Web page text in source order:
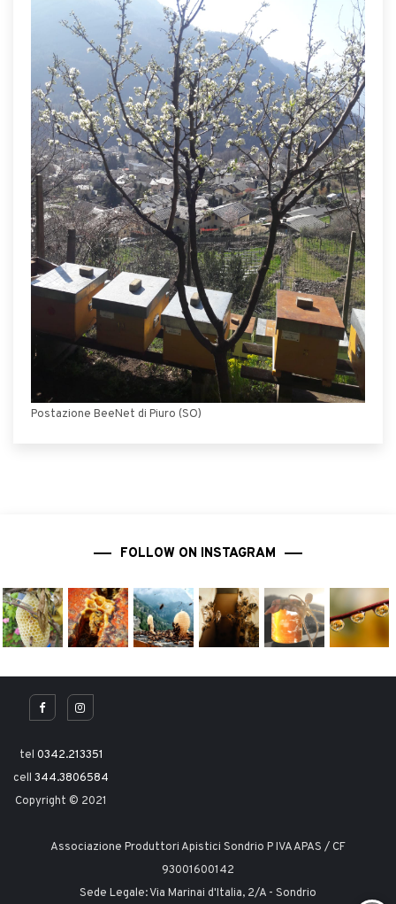
Postazione BeeNet di Piuro (SO)
FOLLOW ON INSTAGRAM
tel 0342.213351
cell 344.3806584
Copyright © 2021
Associazione Produttori Apistici Sondrio P IVA APAS / CF
93001600142
Sede Legale: Via Marinai d'Italia, 2/A - Sondrio